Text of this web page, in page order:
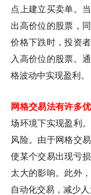
点上建立买卖单。
出高价位的股票，
价格下跌时，投资
入高价位的股票。
格波动中实现盈利。
网格交易法有许多
场环境下实现盈利
风险。由于网格交
使某个交易出现亏
太大的影响。此外
自动化交易，减少人